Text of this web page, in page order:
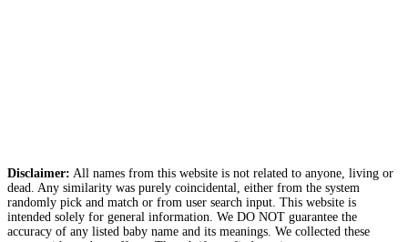
Disclaimer: All names from this website is not related to anyone, living or
dead. Any similarity was purely coincidental, either from the system
randomly pick and match or from user search input. This website is
intended solely for general information. We DO NOT guarantee the
accuracy of any listed baby name and its meanings. We collected these